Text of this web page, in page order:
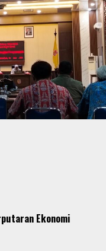
Ekonomi